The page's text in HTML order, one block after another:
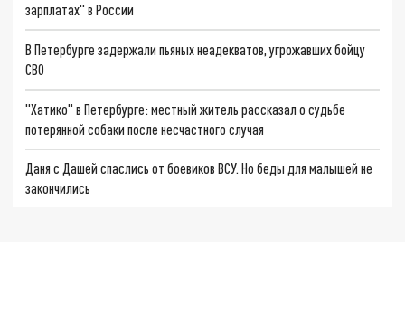
зарплатах" в России
В Петербурге задержали пьяных неадекватов, угрожавших бойцу
СВО
"Хатико" в Петербурге: местный житель рассказал о судьбе
потерянной собаки после несчастного случая
Даня с Дашей спаслись от боевиков ВСУ. Но беды для малышей не
закончились